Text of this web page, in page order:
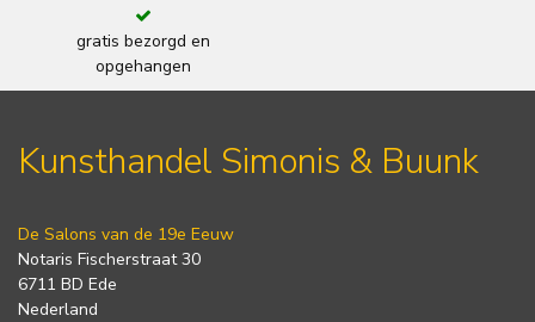
gratis bezorgd en
opgehangen
Kunsthandel Simonis & Buunk
De Salons van de 19e Eeuw
Notaris Fischerstraat 30
6711 BD Ede
Nederland